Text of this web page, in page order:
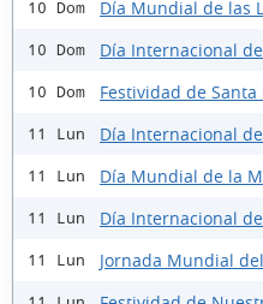
10 Dom Día Mundial de las
10 Dom Día Internacional
10 Dom Festividad de Santa
11 Lun Día Internacional
11 Lun Día Mundial de la
11 Lun Día Internacional
11 Lun Jornada Mundial